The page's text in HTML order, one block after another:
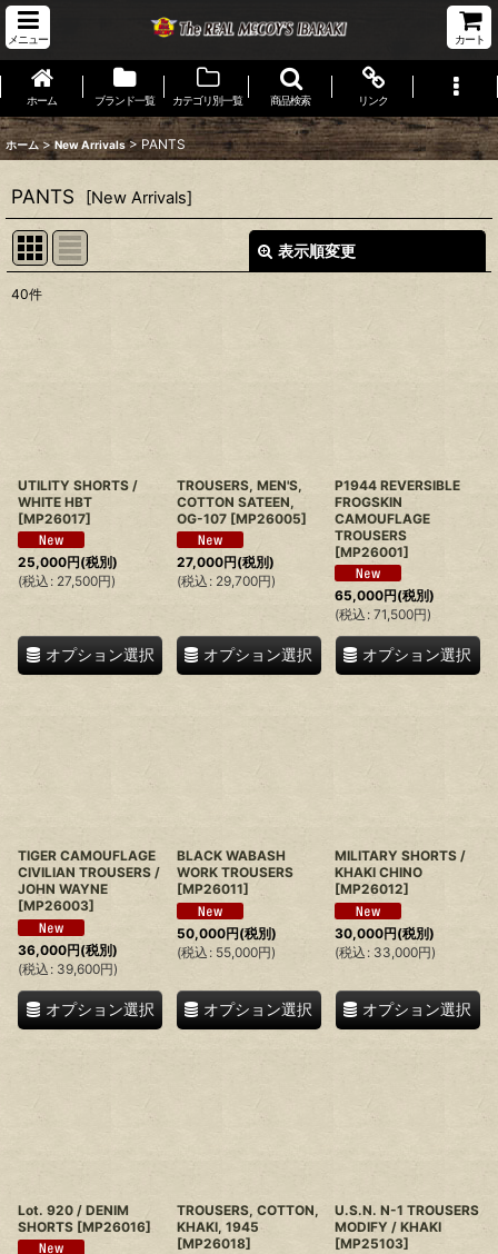
メニュー カート
ホーム ブランド一覧 カテゴリ別一覧 商品検索 リンク
ホーム > New Arrivals > PANTS
PANTS [New Arrivals]
表示順変更
40件
UTILITY SHORTS /
WHITE HBT
[MP26017]
25,000円(税別)
(税込 : 27,500円)
オプション選択
TROUSERS, MEN'S,
COTTON SATEEN,
OG-107 [MP26005]
27,000円(税別)
(税込 : 29,700円)
オプション選択
P1944 REVERSIBLE
FROGSKIN
CAMOUFLAGE
TROUSERS
[MP26001]
65,000円(税別)
(税込 : 71,500円)
オプション選択
TIGER CAMOUFLAGE
CIVILIAN TROUSERS /
JOHN WAYNE
[MP26003]
36,000円(税別)
(税込 : 39,600円)
オプション選択
BLACK WABASH
WORK TROUSERS
[MP26011]
50,000円(税別)
(税込 : 55,000円)
オプション選択
MILITARY SHORTS /
KHAKI CHINO
[MP26012]
30,000円(税別)
(税込 : 33,000円)
オプション選択
Lot. 920 / DENIM
SHORTS [MP26016]
TROUSERS, COTTON,
KHAKI, 1945
[MP26018]
U.S.N. N-1 TROUSERS
MODIFY / KHAKI
[MP25103]